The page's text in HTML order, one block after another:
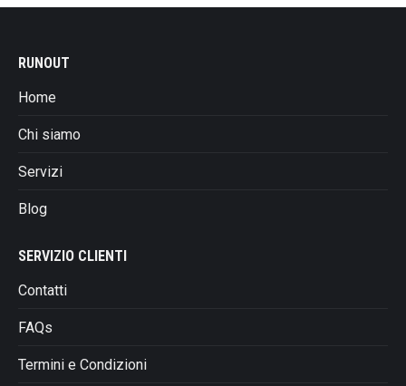
RUNOUT
Home
Chi siamo
Servizi
Blog
SERVIZIO CLIENTI
Contatti
FAQs
Termini e Condizioni